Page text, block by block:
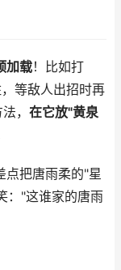
加载！比如打
等敌人出招时再
， 在它放"黄泉
点把唐雨柔的"星
："这谁家的唐雨